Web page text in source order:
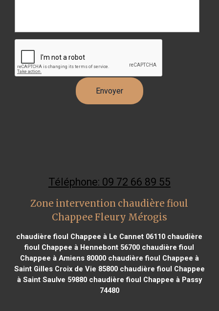
Téléphone: 09 72 66 89 55
Zone intervention chaudière fioul
Chappee Fleury Mérogis
chaudière fioul Chappee à Le Cannet 06110 chaudière
fioul Chappee à Hennebont 56700 chaudière fioul
Chappee à Amiens 80000chaudière fioul Chappee à
Saint Gilles Croix de Vie 85800chaudière fioul Chappee
à Saint Saulve 59880chaudière fioul Chappee à Passy
74480